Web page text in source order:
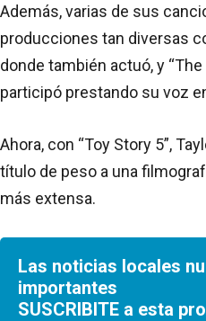
Además, varias de sus
producciones tan diversas
donde también actuó, y “The
participó prestando su voz
Ahora, con “Toy Story 5”,
título de peso a una
más extensa.
Las noticias locales
importantes
SUSCRIBITE a esta